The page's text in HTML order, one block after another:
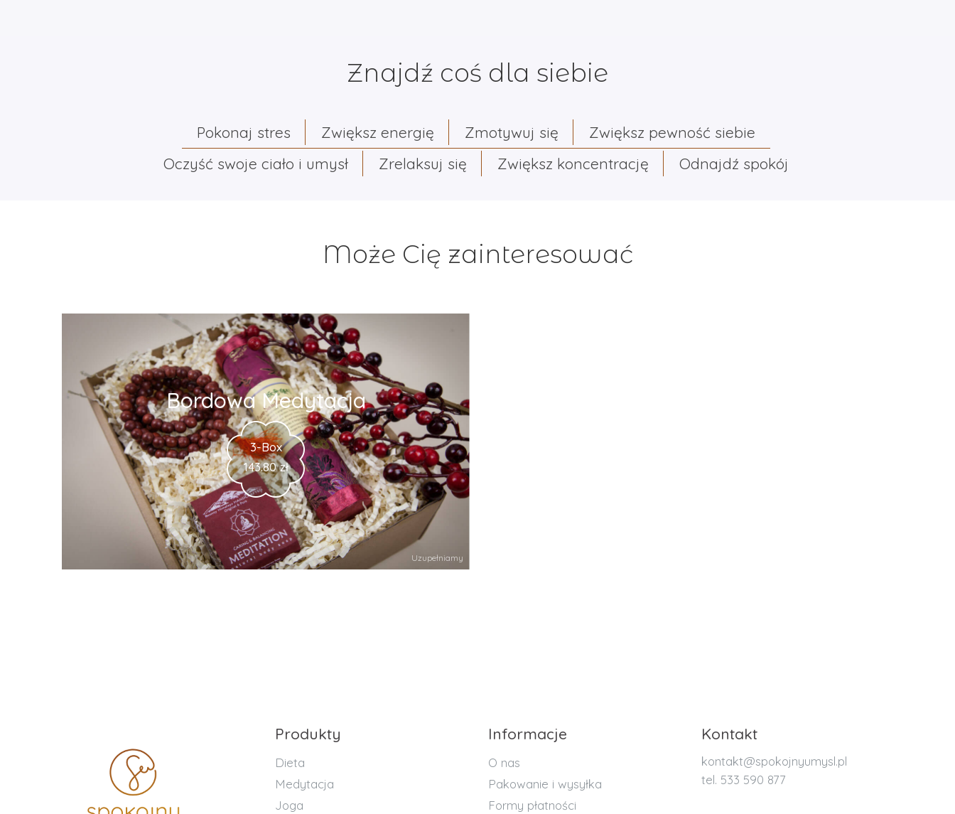
Znajdź coś dla siebie
Pokonaj stres Zwiększ energię Zmotywuj się
Zwiększ pewność siebie
Oczyść swoje ciało i umysł
Zrelaksuj się Zwiększ koncentrację Odnajdź spokój
Może Cię zainteresować
Uzupełniamy
Bordowa Medytacja
3-Box
143.80 zł
Produkty
Dieta
Medytacja
Joga
Informacje
O nas
Pakowanie i wysyłka
Formy płatności
Kontakt
kontakt@spokojnyumysl.pl
tel. 533 590 877